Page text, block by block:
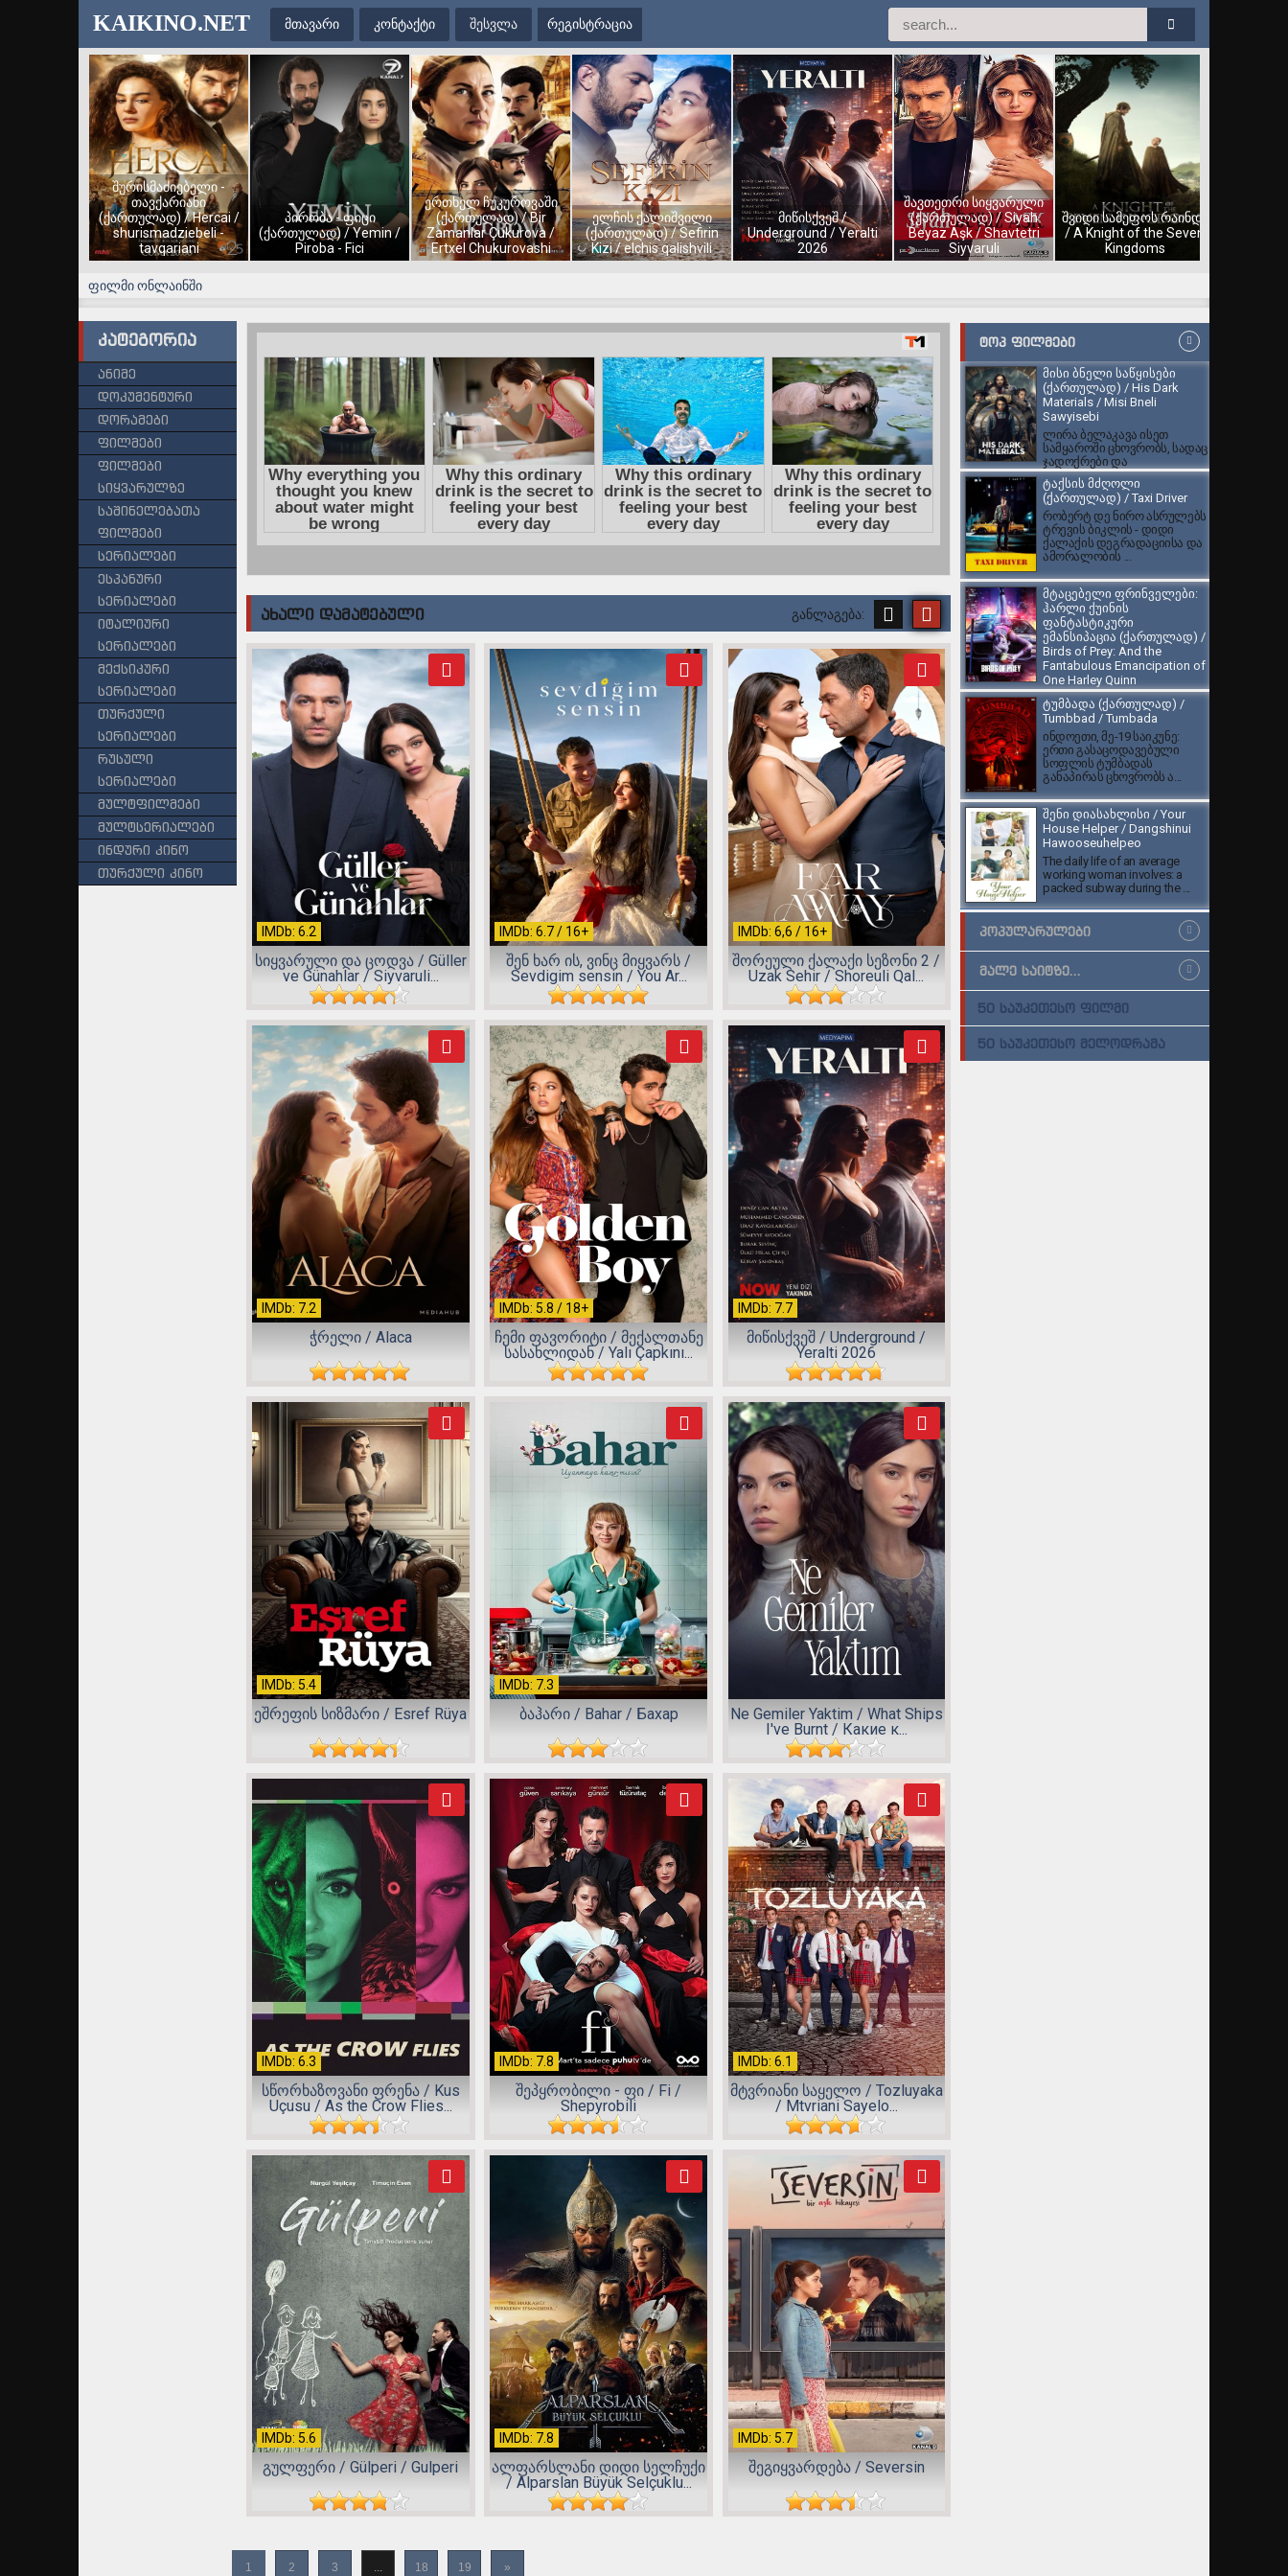
KAIKINO.NET მთავარი კონტაქტი შესვლა რეგისტრაცია
შურისმაძიებელი -
თავქარიანი
(ქართულად) / Hercai /
shurismadziebeli -
tavqariani
პირობა - ფიცი
(ქართულად) / Yemin /
Piroba - Fici
ერთხელ ჩუკუროვაში
(ქართულად) / Bir
Zamanlar Çukurova /
Ertxel Chukurovashi
ელჩის ქალიშვილი
(ქართულად) / Sefirin
Kizi / elchis qalishvili
მიწისქვეშ /
Underground / Yeralti
2026
შავთეთრი სიყვარული
(ქართულად) / Siyah
Beyaz Aşk / Shavtetri
Siyvaruli
შვიდი სამეფოს რაინდი
/ A Knight of the Seven
Kingdoms
ფილმი ონლაინში
ᲢᲝᲞ ᲤᲘᲚᲛᲔᲑᲘ
მისი ბნელი საწყისები
(ქართულად) / His Dark
Materials / Misi Bneli
Sawyisebi
ლირა ბელაკავა ისეთ
სამყაროში ცხოვრობს, სადაც
ჯადოქრები და
ბრონირებული დათვები ცხ...
ტაქსის მძღოლი
(ქართულად) / Taxi Driver
რობერტ დე ნირო ასრულებს
ტრევის ბიკლის - დიდი
ქალაქის დეგრადაციისა და
ამორალობის ...
მტაცებელი ფრინველები:
ჰარლი ქუინის
ფანტასტიკური
ემანსიპაცია (ქართულად) /
Birds of Prey: And the
Fantabulous Emancipation of
One Harley Quinn
DC Comics-ის ამავე
სახელწოდების
ორიგინალური კომიქსების
სერიის ეკრანიზაცია, სადაც...
ტუმბადა (ქართულად) /
Tumbbad / Tumbada
ინდოეთი, მე-19 საიკუნე:
ერთი გასაცოდავებული
სოფლის ტუმბადას
განაპირას ცხოვრობს ა...
შენი დიასახლისი / Your
House Helper / Dangshinui
Hawooseuhelpeo
The daily life of an average
working woman involves: a
packed subway during the ...
ᲞᲝᲞᲣᲚᲐᲠᲣᲚᲔᲑᲘ
ᲛᲐᲚᲔ ᲡᲐᲘᲢᲖᲔ...
50 ᲡᲐᲣᲙᲔᲗᲔᲡᲝ ᲤᲘᲚᲛᲘ
50 ᲡᲐᲣᲙᲔᲗᲔᲡᲝ ᲛᲔᲚᲝᲓᲠᲐᲛᲐ
ᲐᲮᲐᲚᲘ ᲓᲐᲛᲐᲢᲔᲑᲣᲚᲘ
IMDb: 6.2
სიყვარული და ცოდვა / Güller
ve Günahlar / Siyvaruli...
IMDb: 6.7 / 16+
შენ ხარ ის, ვინც მიყვარს /
Sevdigim sensin / You Ar...
IMDb: 6,6 / 16+
შორეული ქალაქი სეზონი 2 /
Uzak Sehir / Shoreuli Qal...
IMDb: 7.2
ჭრელი / Alaca
IMDb: 5.8 / 18+
ჩემი ფავორიტი / მექალთანე
სასახლიდან / Yalı Çapkını...
IMDb: 7.7
მიწისქვეშ / Underground /
Yeralti 2026
IMDb: 5.4
ეშრეფის სიზმარი / Esref Rüya
IMDb: 7.3
ბაჰარი / Bahar / Бахар
Ne Gemiler Yaktim / What Ships
I've Burnt / Какие к...
IMDb: 6.3
სწორხაზოვანი ფრენა / Kus
Uçusu / As the Crow Flies...
IMDb: 7.8
შეპყრობილი - ფი / Fi /
Shepyrobili
IMDb: 6.1
მტვრიანი საყელო / Tozluyaka
/ Mtvriani Sayelo...
IMDb: 5.6
გულფერი / Gülperi / Gulperi
IMDb: 7.8
ალფარსლანი დიდი სელჩუქი
/ Alparslan Büyük Selçuklu...
IMDb: 5.7
შეგიყვარდება / Seversin
1 2 3 18 19 »
კატეგორია
ანიმე
დოკუმენტური
დორამები
ფილმები
ფილმები
სიყვარულზე
საშინელებათა
ფილმები
სერიალები
ესპანური
სერიალები
იტალიური
სერიალები
მექსიკური
სერიალები
თურქული
სერიალები
რუსული
სერიალები
მულტფილმები
მულტსერიალები
ინდური კინო
თურქული კინო